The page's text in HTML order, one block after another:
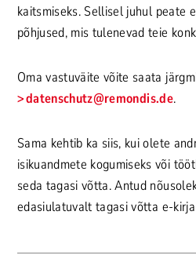
kaitsmiseks. Sellisel juhul peate
põhjused, mis tulenevad teie
Oma vastuväite võite saata
datenschutz@remondis.de.
Sama kehtib ka siis, kui olete
isikuandmete kogumiseks või
seda tagasi võtta. Antud
edasiulatuvalt tagasi võtta e-